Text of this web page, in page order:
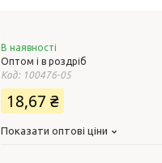
В наявності
Оптом і в роздріб
Код: 100476-05
18,67 ₴
Показати оптові ціни